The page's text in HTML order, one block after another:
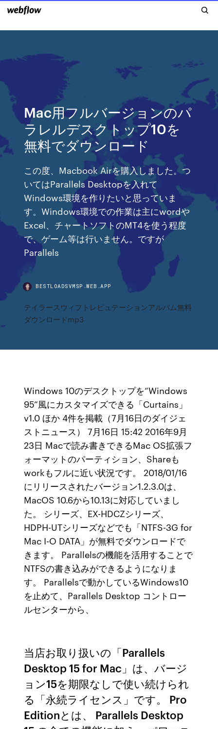
Mac用フルバージョンのパ
ラレルデスクトップ10を
無料でダウンロード
この度、Macbook Airを購入しました。つ
いてはParallels Desktopを入れて
Windows環境を作りたいと思っていま
す。Windows環境での作業は主にwordや
Excel、チャートソフトのMT4を使う程度
で、ゲーム等は行いません。ですが
Parallels
BESTLOADSVMSP.WEB.APP
テイラースウィフトレピュテーションアルバム無料
ダウンロードmp3
Windows 10のデスクトップを“Windows
95”風にカスタマイズできる「Curtains」
v1.0 ほか 4件を掲載（7月16日のダイジェ
ストニュース） 7月16日 15:42 2016年9月
23日 Macで読み書きできるMac OS拡張フ
ォーマットのパーティション、Shareも
workもフルに近い状況です。 2018/01/16
にリリースされたバージョン1.2.3.0は、
MacOS 10.6から10.13に対応していまし
た。 シリーズ、EX-HDCZシリーズ、
HDPH-UTシリーズなどでも「NTFS-3G for
Mac I-O DATA」が無料でダウンロードで
きます。 Parallelsの機能を活用することで
NTFSの書き込みができるようになりま
す。 Parallelsで動かしているWindows10
を止めて、Parallels Desktop コントロー
ルセンターから、
当店お取り扱いの「Parallels
Desktop 15 for Mac」は、バージ
ョン15を期限なしで使い続けられ
る「永続ライセンス」です。 Pro
Editionとは、 Parallels Desktop